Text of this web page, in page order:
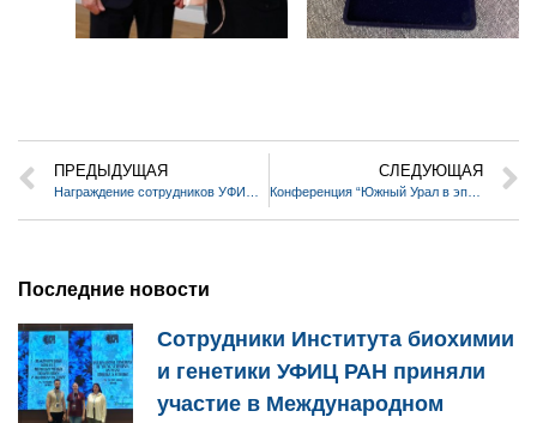
ПРЕДЫДУЩАЯ СЛЕДУЮЩАЯ
Конференция “Южный Урал в эпоху раннего железа и великого переселения народов: связи и взаимоотношения культур”
Последние новости
Сотрудники Института биохимии
и генетики УФИЦ РАН приняли
участие в Международном